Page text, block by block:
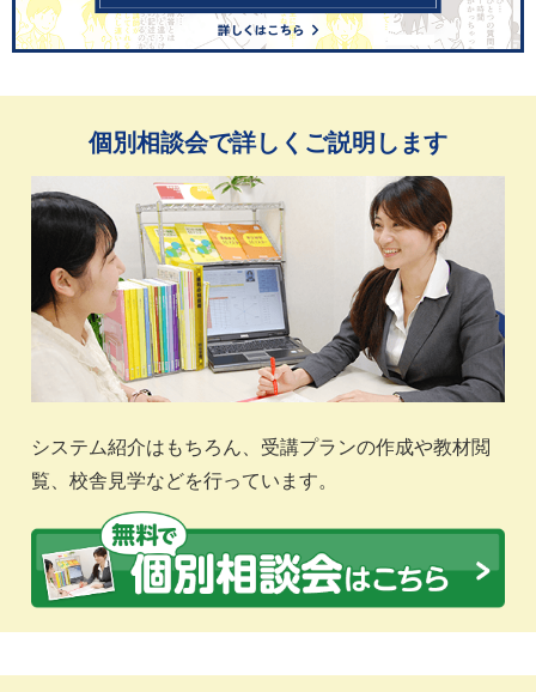
個別相談会で詳しくご説明します
システム紹介はもちろん、受講プランの作成や教材閲
覧、校舎見学などを行っています。